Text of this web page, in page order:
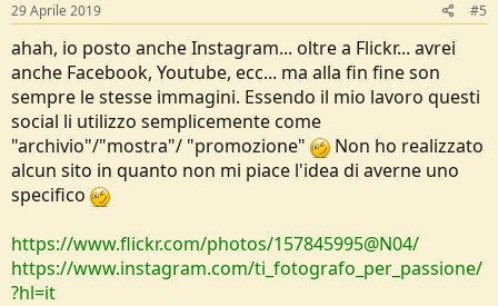
29 Aprile 2019 #5
ahah, io posto anche Instagram... oltre a Flickr... avrei
anche Facebook, Youtube, ecc... ma alla fin fine son
sempre le stesse immagini. Essendo il mio lavoro questi
social li utilizzo semplicemente come
"archivio"/"mostra"/ "promozione"
Non ho realizzato
alcun sito in quanto non mi piace l'idea di averne uno
specifico
https://www.flickr.com/photos/157845995@N04/
https://www.instagram.com/ti_fotografo_per_passione/
?hl=it